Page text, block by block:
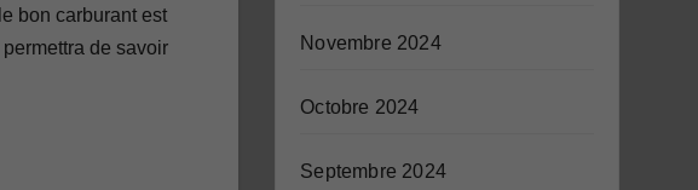
bon carburant est
de savoir
Novembre 2024
Octobre 2024
Septembre 2024